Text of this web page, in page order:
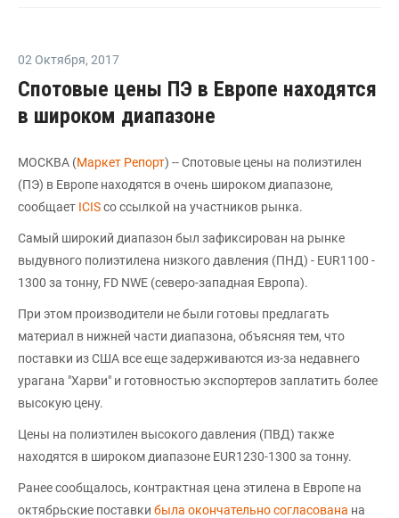
02 Октября, 2017
Спотовые цены ПЭ в Европе находятся
в широком диапазоне
МОСКВА (Маркет Репорт) -- Спотовые цены на полиэтилен
(ПЭ) в Европе находятся в очень широком диапазоне,
сообщает ICISсо ссылкой на участников рынка.
Самый широкий диапазон был зафиксирован на рынке
выдувного полиэтилена низкого давления (ПНД) - EUR1100 -
1300 за тонну, FD NWE (северо-западная Европа).
При этом производители не были готовы предлагать
материал в нижней части диапазона, объясняя тем, что
поставки из США все еще задерживаются из-за недавнего
урагана "Харви" и готовностью экспортеров заплатить более
высокую цену.
Цены на полиэтилен высокого давления (ПВД) также
находятся в широком диапазоне EUR1230-1300 за тонну.
Ранее сообщалось, контрактная цена этилена в Европе на
октябрьские поставки была окончательно согласована на